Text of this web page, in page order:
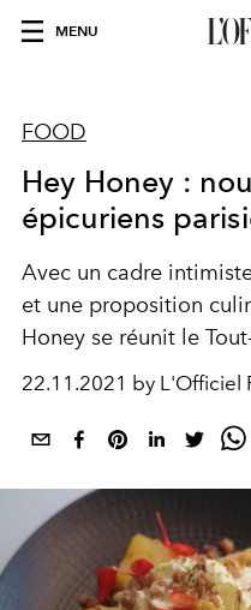
MENU
FOOD
Hey Honey :
épicuriens
Avec un cadre
et une proposition
Honey se réunit le
22.11.2021 by L'Officiel